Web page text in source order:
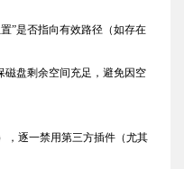
”是否指向有效路径（如存在
磁盘剩余空间充足，避免因空
，逐一禁用第三方插件（尤其